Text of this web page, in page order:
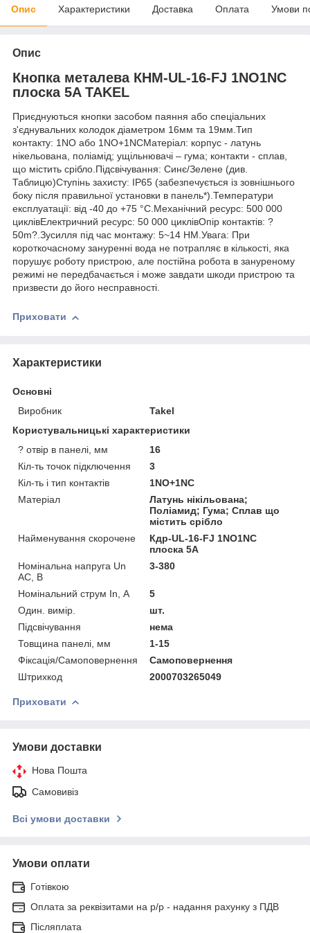
Опис Характеристики Доставка Оплата Умови
Опис
Кнопка металева КНМ-UL-16-FJ 1NO1NC
плоска 5A TAKEL
Приєднуються кнопки засобом паяння або спеціальних
з'єднувальних колодок діаметром 16мм та 19мм.Тип
контакту: 1NO або 1NO+1NCМатеріал: корпус - латунь
нікельована, поліамід; ущільнювачі – гума; контакти - сплав,
що містить срібло.Підсвічування: Синє/Зелене (див.
Таблицю)Ступінь захисту: IP65 (забезпечується із зовнішнього
боку після правильної установки в панель*).Температури
експлуатації: від -40 до +75 °С.Механічний ресурс: 500 000
циклівЕлектричний ресурс: 50 000 циклівОпір контактів: ?
50m?.Зусилля під час монтажу: 5~14 НМ.Увага: При
короткочасному зануренні вода не потрапляє в кількості, яка
порушує роботу пристрою, але постійна робота в зануреному
режимі не передбачається і може завдати шкоди пристрою та
призвести до його несправності.
Приховати
Характеристики
Основні
Виробник
Takel
Користувальницькі характеристики
? отвір в панелі, мм
16
Кіл-ть точок підключення
3
Кіл-ть і тип контактів
1NO+1NC
Матеріал
Латунь нікільована;
Поліамид; Гума; Сплав що
містить срібло
Найменування скорочене
Кдр-UL-16-FJ 1NO1NC
плоска 5A
Номінальна напруга Un
AC, В
3-380
Номінальний струм In, А
5
Один. вимір.
шт.
Підсвічування
нема
Товщина панелі, мм
1-15
Фіксація/Самоповернення
Самоповернення
Штрихкод
2000703265049
Приховати
Умови доставки
Нова Пошта
Самовивіз
Всі умови доставки
Умови оплати
Готівкою
Оплата за реквізитами на р/р - надання рахунку з ПДВ
Післяплата